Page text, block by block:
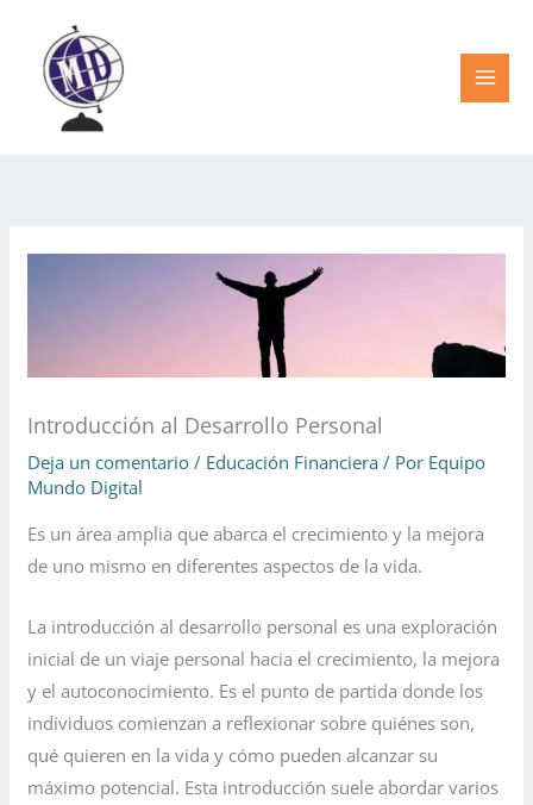
contenido
Introducción al Desarrollo Personal
Deja un comentario / Educación Financiera / Por Equipo
Mundo Digital
Es un área amplia que abarca el crecimiento y la mejora
de uno mismo en diferentes aspectos de la vida.
La introducción al desarrollo personal es una exploración
inicial de un viaje personal hacia el crecimiento, la mejora
y el autoconocimiento. Es el punto de partida donde los
individuos comienzan a reflexionar sobre quiénes son,
qué quieren en la vida y cómo pueden alcanzar su
máximo potencial. Esta introducción suele abordar varios